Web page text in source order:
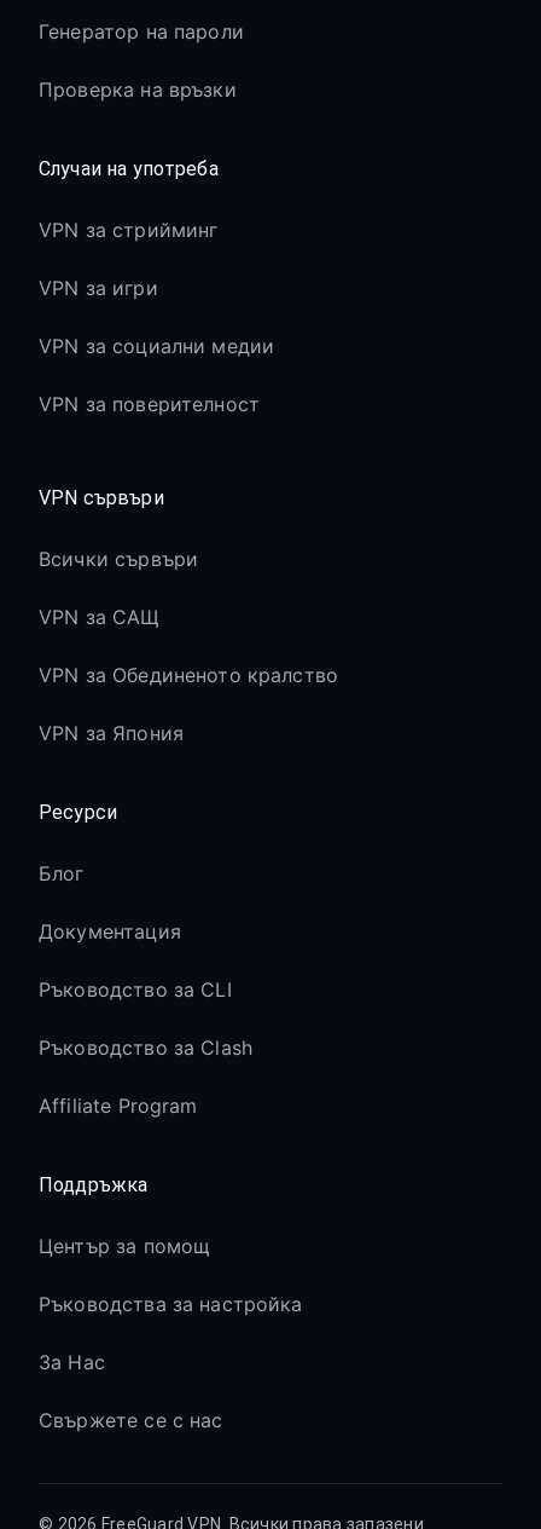
Генератор на пароли
Проверка на връзки
Случаи на употреба
VPN за стрийминг
VPN за игри
VPN за социални медии
VPN за поверителност
VPN сървъри
Всички сървъри
VPN за САЩ
VPN за Обединеното кралство
VPN за Япония
Ресурси
Блог
Документация
Ръководство за CLI
Ръководство за Clash
Affiliate Program
Поддръжка
Център за помощ
Ръководства за настройка
За Нас
Свържете се с нас
© 2026 FreeGuard VPN. Всички права запазени.